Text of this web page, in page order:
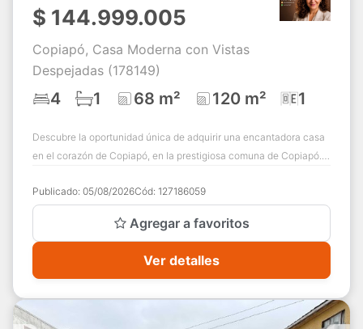
$ 144.999.005
Copiapó, Casa Moderna con Vistas
Despejadas (178149)
4 1 68 m² 120 m² 1
Descubre la oportunidad única de adquirir una encantadora casa
en el corazón de Copiapó, en la prestigiosa comuna de Copiapó.
Publicado: 05/08/2026Cód: 127186059
Agregar a favoritos
Ver detalles